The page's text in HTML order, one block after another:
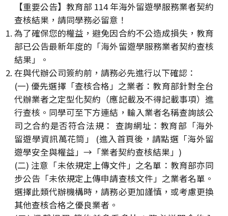
【重要公告】教育部 114 年海外留遊學服務業者契約
查核結果，請同學務必留意！
為了確保您的權益，避免因合約不公造成損失，教育
部已公告最新年度的「海外留遊學服務業者契約查核
結果」。
在與代辦公司簽約前，請務必先進行以下確認：
(一) 優先選擇「查核合格」之業者：教育部針對全台
代辦業者之定型化契約（應記載及不得記載事項）進
行查核。同學可至下方連結，輸入業者名稱查詢該公
司之合約是否符合法規： 查詢網址：教育部「海外
留遊學資訊萬花筒」 (進入首頁後，請點選「海外留
遊學安全與權益」→「業者契約查核結果」)
(二) 注意「未依規定上傳文件」之名單：教育部亦同
步公告「未依規定上傳申請查核文件」之業者名單。
選擇此類代辦機構時，請務必更加謹慎，或考慮更換
其他查核合格之優良業者。